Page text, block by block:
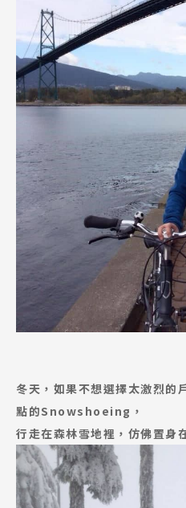
冬天，如果不想選擇太激烈的
點的Snowshoeing，
行走在森林雪地裡，仿佛置身